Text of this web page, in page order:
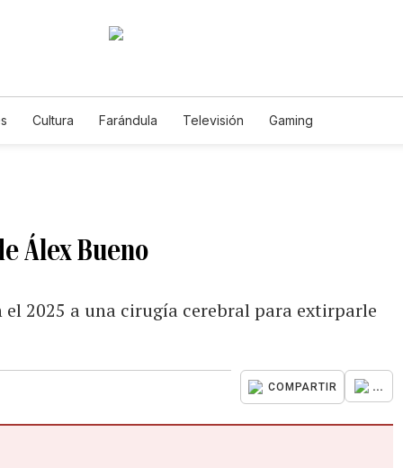
Cultura Farándula Televisión Gaming
Álex Bueno
2025 a una cirugía cerebral para extirparle
COMPARTIR ...